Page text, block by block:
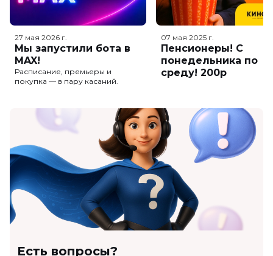
27 мая 2026 г.
Мы запустили бота в
MAX!
Расписание, премьеры и
покупка — в пару касаний.
07 мая 2025 г.
Пенсионеры! С
понедельника по
среду! 200р
Есть вопросы?